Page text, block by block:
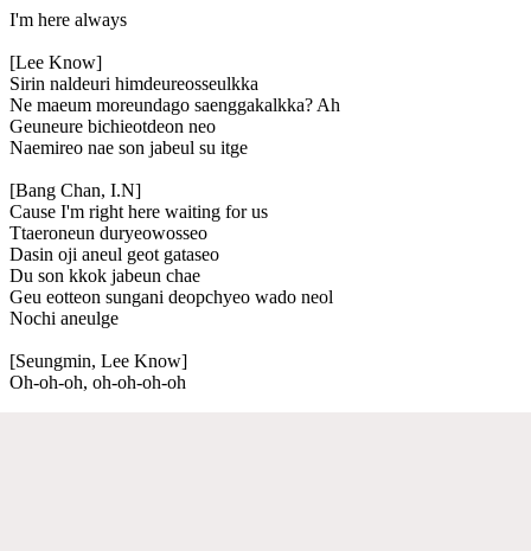
I'm here always
[Lee Know]
Sirin naldeuri himdeureosseulkka
Ne maeum moreundago saenggakalkka? Ah
Geuneure bichieotdeon neo
Naemireo nae son jabeul su itge
[Bang Chan, I.N]
Cause I'm right here waiting for us
Ttaeroneun duryeowosseo
Dasin oji aneul geot gataseo
Du son kkok jabeun chae
Geu eotteon sungani deopchyeo wado neol
Nochi aneulge
[Seungmin, Lee Know]
Oh-oh-oh, oh-oh-oh-oh